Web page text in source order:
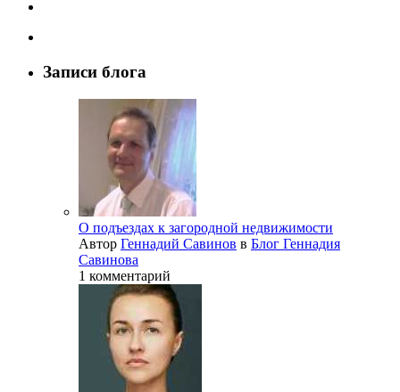
Записи блога
О подъездах к загородной недвижимости
Автор Геннадий Савинов в Блог Геннадия
Савинова
1 комментарий